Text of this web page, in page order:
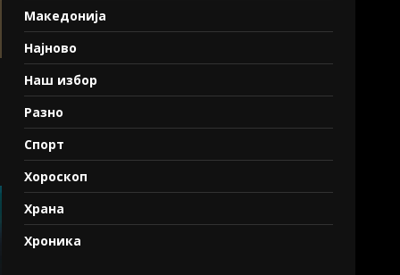
Македонија
Најново
Наш избор
Разно
Спорт
Хороскоп
Храна
Хроника